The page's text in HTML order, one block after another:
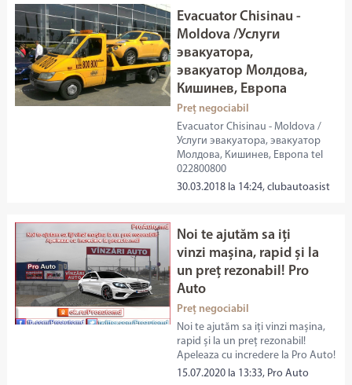
Evacuator Chisinau -
Moldova /Услуги
эвакуатора,
эвакуатор Молдова,
Кишинев, Европа
Preț negociabil
Evacuator Chisinau - Moldova /
Услуги эвакуатора, эвакуатор
Молдова, Кишинев, Европа tel
022800800
30.03.2018 la 14:24, clubautoasist
Noi te ajutăm sa iți
vinzi mașina, rapid și la
un preț rezonabil! Pro
Auto
Preț negociabil
Noi te ajutăm sa iți vinzi mașina,
rapid și la un preț rezonabil!
Apeleaza cu incredere la Pro Auto!
15.07.2020 la 13:33, Pro Auto